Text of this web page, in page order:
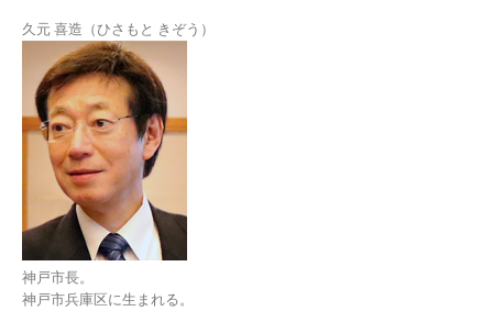
久元 喜造（ひさもと きぞう）
神戸市長。
神戸市兵庫区に生まれる。